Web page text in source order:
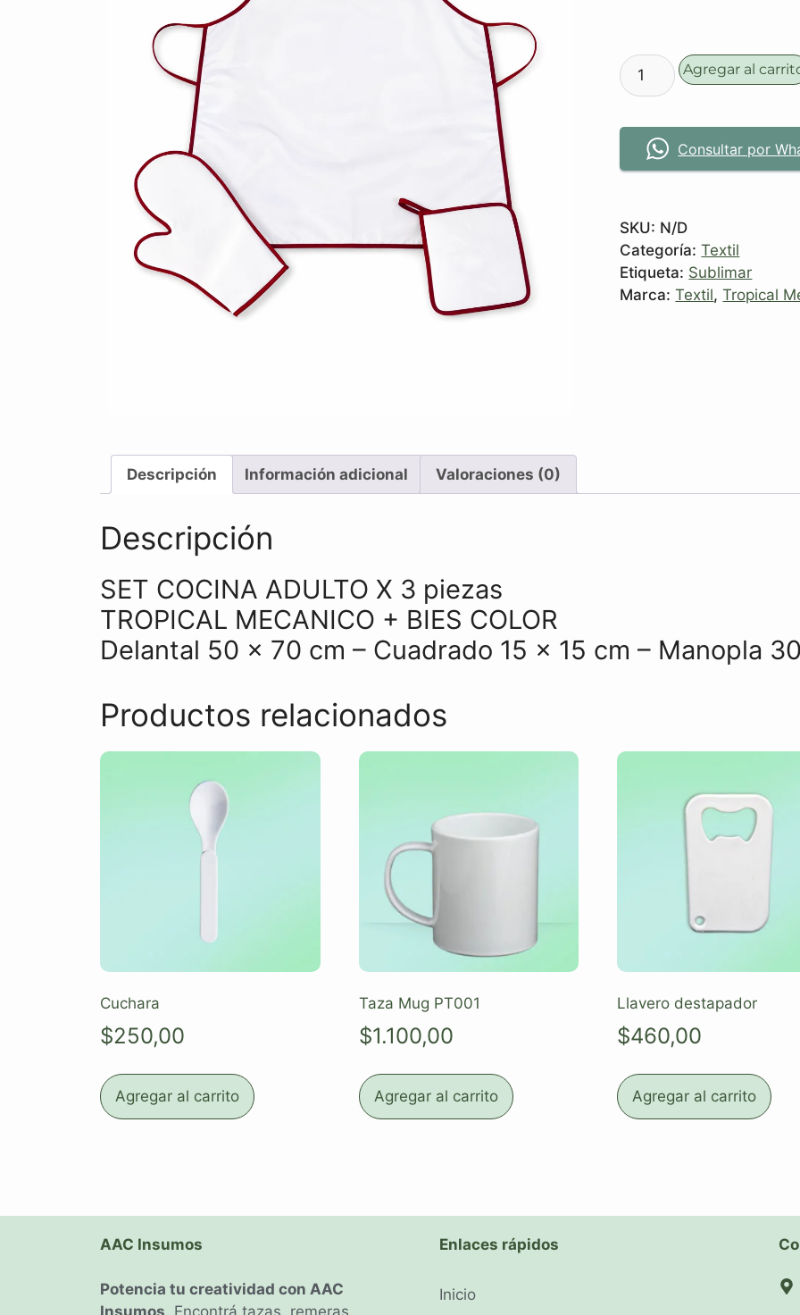
Agregar al
Consultar por
SKU: N/D
Categoría:Textil
Etiqueta: Sublimar
Marca:Textil,Tropical
Descripción Información adicional Valoraciones (0)
Descripción
SET COCINA ADULTO X 3 piezas
TROPICAL MECANICO + BIES COLOR
Delantal 50 x 70 cm – Cuadrado 15 x 15 cm – Manopla
Productos relacionados
Cuchara
$250,00
Agregar al carrito
Taza Mug PT001
$1.100,00
Agregar al carrito
Llavero destapador
$460,00
Agregar al carrito
AAC Insumos
Potencia tu creatividad con AAC
Enlaces rápidos
Inicio